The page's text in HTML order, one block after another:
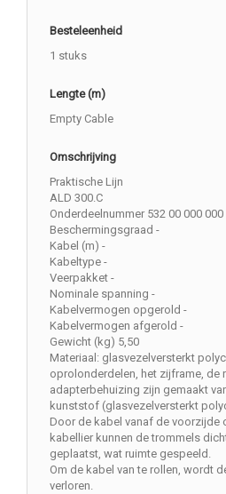
Besteleenheid
1 stuks
Lengte (m)
Empty Cable
Omschrijving
Praktische Lijn
ALD 300.C
Onderdeelnummer 532 00 000 000
Beschermingsgraad -
Kabel (m) -
Kabeltype -
Veerpakket -
Nominale spanning -
Kabelvermogen opgerold -
Kabelvermogen afgerold -
Gewicht (kg) 5,50
Materiaal: glasvezelversterkt
oprolonderdelen, het zijframe, de
adapterbehuizing zijn gemaakt
kunststof (glasvezelversterkt
Door de kabel vanaf de voorzijde
kabellier kunnen de trommels
geplaatst, wat ruimte gespeeld.
Om de kabel van te rollen, wordt
verloren.